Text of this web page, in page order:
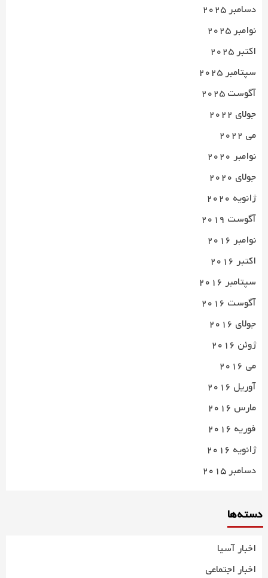
دسامبر 2025
نوامبر 2025
اکتبر 2025
سپتامبر 2025
آگوست 2025
جولای 2022
می 2022
نوامبر 2020
جولای 2020
ژانویه 2020
آگوست 2019
نوامبر 2016
اکتبر 2016
سپتامبر 2016
آگوست 2016
جولای 2016
ژوئن 2016
می 2016
آوریل 2016
مارس 2016
فوریه 2016
ژانویه 2016
دسامبر 2015
دسته‌ها
اخبار آسیا
اخبار اجتماعی